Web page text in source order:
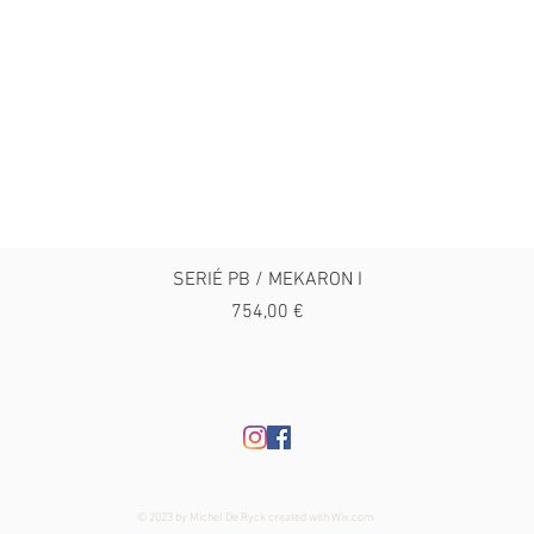
SERIÉ PB / MEKARON I
Preço
754,00 €
© 2023 by Michel De Ryck created with Wix.com